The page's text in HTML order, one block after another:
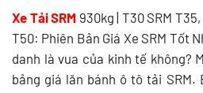
Xe Tải SRM 930kg | T30 SRM
T50: Phiên Bản Giá Xe SRM Tốt
danh là vua của kinh tế không?
bảng giá lăn bánh ô tô tải